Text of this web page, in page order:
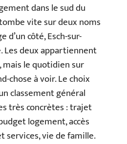
dans le sud du
vite sur deux noms
d’un côté, Esch-sur-
Les deux appartiennent
le quotidien sur
chose à voir. Le choix
classement général
très concrètes : trajet
logement, accès
services, vie de famille.